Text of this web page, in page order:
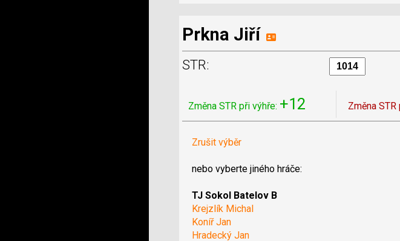
Prkna Jiří
STR:
Změna STR při výhře: +12 Změna STR
Zrušit výběr
nebo vyberte jiného hráče:
TJ Sokol Batelov B
Krejzlík Michal
Koníř Jan
Hradecký Jan